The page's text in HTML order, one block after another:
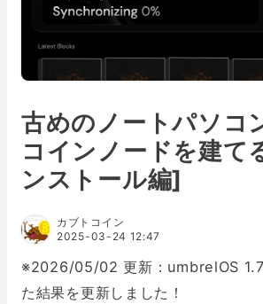
古めのノートパソコ
コインノードを建て
ンストール編]
カブトコイン
2025-03-24 12:47
※2026/05/02 更新：umbrelOS
た結果を更新しました！